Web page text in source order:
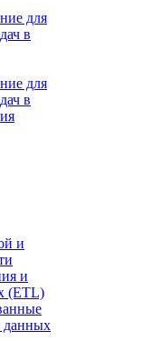
для
в
для
в
и
и
(ETL)
данных